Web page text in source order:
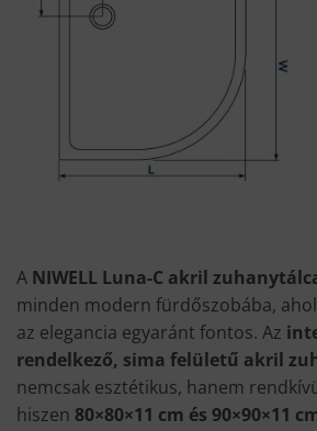
A NIWELL Luna-C akril
minden modern fürdőszobába,
az elegancia egyaránt fontos. Az
rendelkező, sima felületű akril
nemcsak esztétikus, hanem
hiszen 80×80×11 cm és 90×90×11